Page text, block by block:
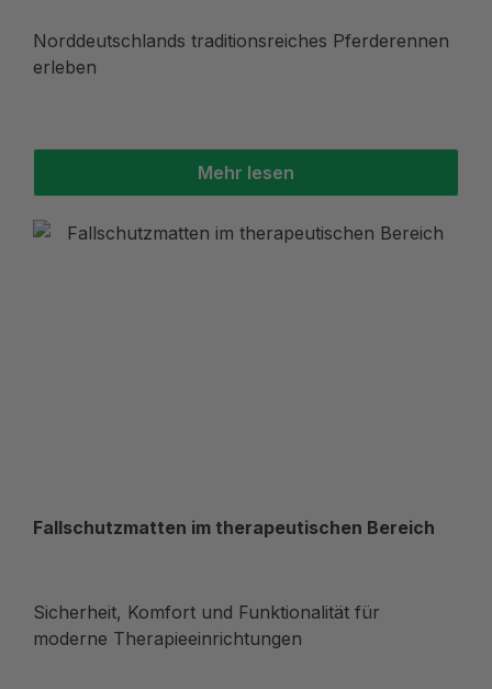
Norddeutschlands traditionsreiches Pferderennen
erleben
Mehr lesen
Fallschutzmatten im therapeutischen Bereich
Sicherheit, Komfort und Funktionalität für
moderne Therapieeinrichtungen